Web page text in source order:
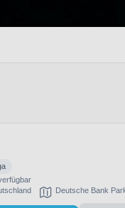
Deutsche Bank